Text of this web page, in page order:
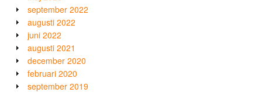
september 2022
augusti 2022
juni 2022
augusti 2021
december 2020
februari 2020
september 2019